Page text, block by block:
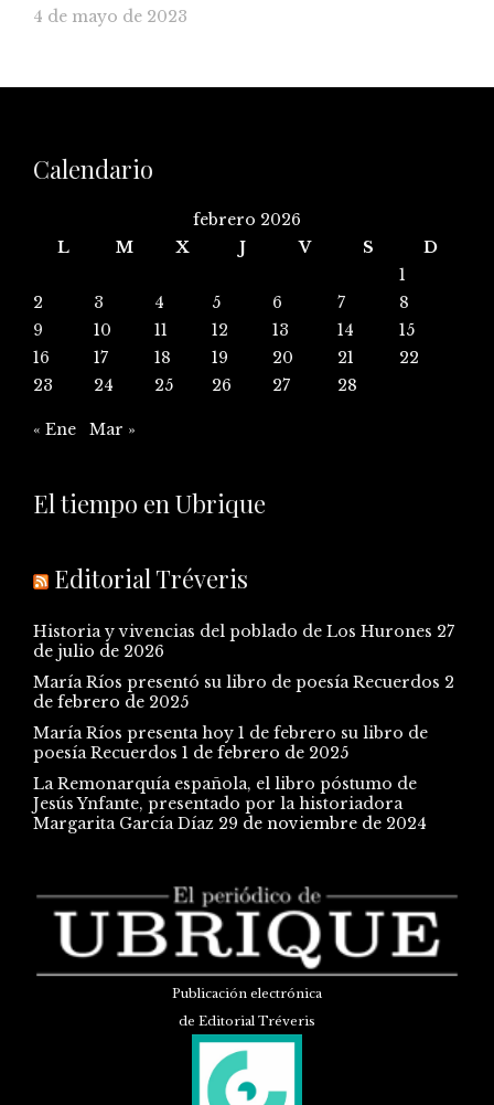
4 de mayo de 2023
Calendario
febrero 2026
L
M X J V S
D
1
2
3 4 5 6 7
8
9
10 11 12 13 14
15
16
17 18 19 20 21
22
23
24 25 26 27 28
« Ene Mar »
El tiempo en Ubrique
Editorial Tréveris
Historia y vivencias del poblado de Los Hurones 27
de julio de 2026
María Ríos presentó su libro de poesía Recuerdos 2
de febrero de 2025
María Ríos presenta hoy 1 de febrero su libro de
poesía Recuerdos 1 de febrero de 2025
La Remonarquía española, el libro póstumo de
Jesús Ynfante, presentado por la historiadora
Margarita García Díaz 29 de noviembre de 2024
Publicación electrónica
de Editorial Tréveris